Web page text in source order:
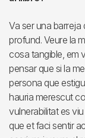
Va ser una
profund. Veure la
cosa tangible, em
pensar que si la
persona que
hauria merescut
vulnerabilitat es
que et faci sentir